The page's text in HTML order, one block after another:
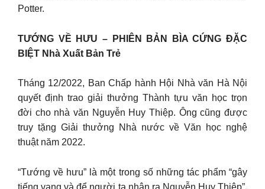
Potter.
TƯỚNG VỀ HƯU – PHIÊN BẢN BÌA CỨNG ĐẶC
BIỆT Nhà Xuất Bản Trẻ
Tháng 12/2022, Ban Chấp hành Hội Nhà văn Hà Nội
quyết định trao giải thưởng Thành tựu văn học trọn
đời cho nhà văn Nguyễn Huy Thiệp. Ông cũng được
truy tặng Giải thưởng Nhà nước về Văn học nghệ
thuật năm 2022.
“Tướng về hưu” là một trong số những tác phẩm “gây
tiếng vang và để người ta nhận ra Nguyễn Huy Thiệp”.